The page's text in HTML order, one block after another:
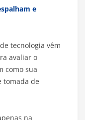
e
tecnologia vêm
avaliar o
como sua
tomada de
na